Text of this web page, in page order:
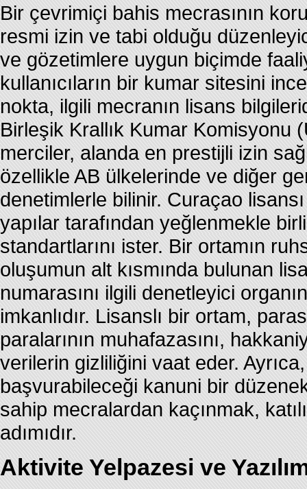
Bir çevrimiçi bahis mecrasının
resmi izin ve tabi olduğu
ve gözetimlere uygun biçimde
kullanıcıların bir kumar sitesini
nokta, ilgili mecranın lisans
Birleşik Krallık Kumar Komisyonu
merciler, alanda en prestijli izin
özellikle AB ülkelerinde ve diğer
denetimlerle bilinir. Curaçao
yapılar tarafından yeğlenmekle
standartlarını ister. Bir ortamın
oluşumun alt kısmında bulunan
numarasını ilgili denetleyici
imkanlıdır. Lisanslı bir ortam,
paralarının muhafazasını,
verilerin gizliliğini vaat eder.
başvurabileceği kanuni bir
sahip mecralardan kaçınmak,
adımıdır.
Aktivite Yelpazesi ve